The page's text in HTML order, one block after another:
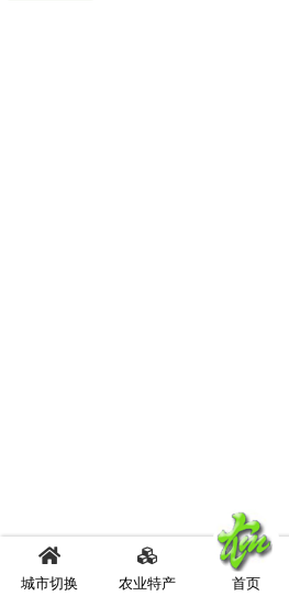
城市切换 农业特产 首页